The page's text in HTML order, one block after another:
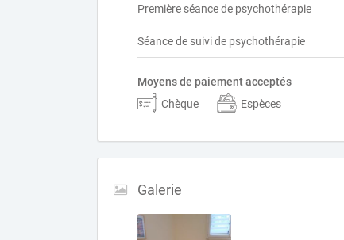
Première séance de psychothérapie
Séance de suivi de psychothérapie
Moyens de paiement acceptés
Chèque
Espèces
Galerie